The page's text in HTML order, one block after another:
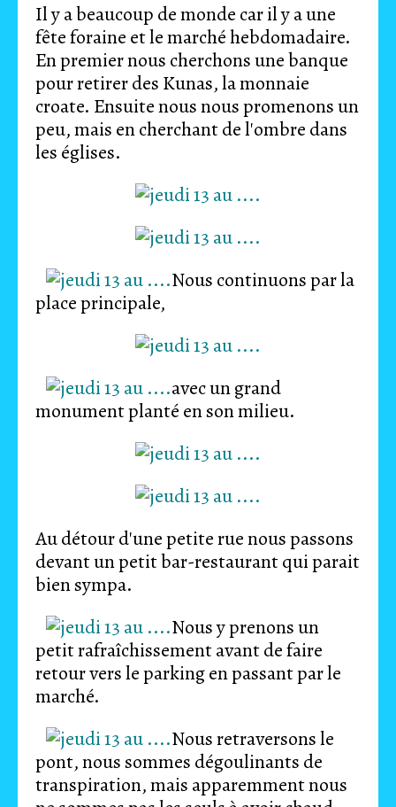
Il y a beaucoup de monde car il y a une
fête foraine et le marché hebdomadaire.
En premier nous cherchons une banque
pour retirer des Kunas, la monnaie
croate. Ensuite nous nous promenons un
peu, mais en cherchant de l'ombre dans
les églises.
Nous continuons par la
place principale,
avec un grand
monument planté en son milieu.
Au détour d'une petite rue nous passons
devant un petit bar-restaurant qui parait
bien sympa.
Nous y prenons un
petit rafraîchissement avant de faire
retour vers le parking en passant par le
marché.
Nous retraversons le
pont, nous sommes dégoulinants de
transpiration, mais apparemment nous